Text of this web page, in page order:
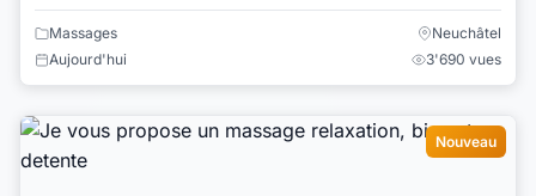
Massages
Neuchâtel
Aujourd'hui
3'690 vues
Nouveau